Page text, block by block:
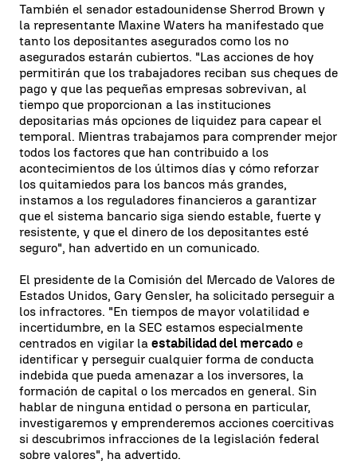
También el senador estadounidense Sherrod Brown y
la representante Maxine Waters ha manifestado que
tanto los depositantes asegurados como los no
asegurados estarán cubiertos. "Las acciones de hoy
permitirán que los trabajadores reciban sus cheques de
pago y que las pequeñas empresas sobrevivan, al
tiempo que proporcionan a las instituciones
depositarias más opciones de liquidez para capear el
temporal. Mientras trabajamos para comprender mejor
todos los factores que han contribuido a los
acontecimientos de los últimos días y cómo reforzar
los quitamiedos para los bancos más grandes,
instamos a los reguladores financieros a garantizar
que el sistema bancario siga siendo estable, fuerte y
resistente, y que el dinero de los depositantes esté
seguro", han advertido en un comunicado.
El presidente de la Comisión del Mercado de Valores de
Estados Unidos, Gary Gensler, ha solicitado perseguir a
los infractores. "En tiempos de mayor volatilidad e
incertidumbre, en la SEC estamos especialmente
centrados en vigilar la estabilidad del mercado e
identificar y perseguir cualquier forma de conducta
indebida que pueda amenazar a los inversores, la
formación de capital o los mercados en general. Sin
hablar de ninguna entidad o persona en particular,
investigaremos y emprenderemos acciones coercitivas
si descubrimos infracciones de la legislación federal
sobre valores", ha advertido.